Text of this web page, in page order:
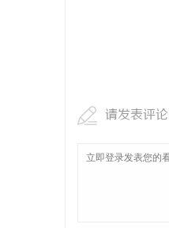
请发表评论